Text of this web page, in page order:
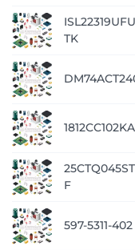
TK
F
597-5311-402